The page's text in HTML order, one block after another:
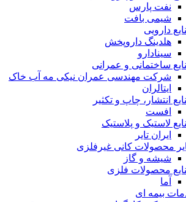
نفت پارس
شیمی بافت
دارویی
هلدینگ داروپخش
سینادارو
ساختمانی و عمرانی
شرکت مهندسی عمران نیکی مه آب خاک
ایتالران
انتشار، چاپ و تکثير
افست
لاستیک و پلاستیک
ایران تایر
محصولات كانی غيرفلزی
شیشه و گاز
محصولات فلزی
آما
بیمه ای